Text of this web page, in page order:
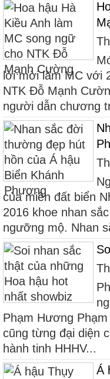
lời mời làm MC với
NTK Đỗ Mạnh
người dẫn chương
của miền đất biển
2016 khoe nhan
ngưỡng mộ. Nhan
Phạm Hương
cũng từng đại diện
hành tinh HHHV...
Á